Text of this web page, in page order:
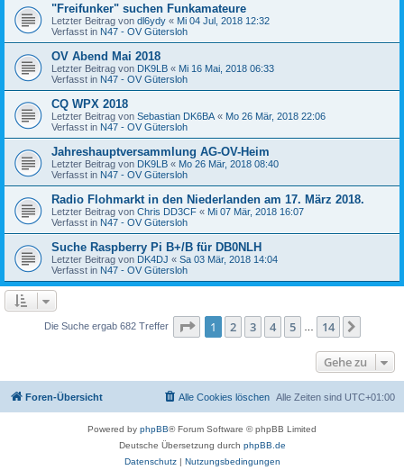
"Freifunker" suchen Funkamateure
Letzter Beitrag von dl6ydy « Mi 04 Jul, 2018 12:32
Verfasst in N47 - OV Gütersloh
OV Abend Mai 2018
Letzter Beitrag von DK9LB « Mi 16 Mai, 2018 06:33
Verfasst in N47 - OV Gütersloh
CQ WPX 2018
Letzter Beitrag von Sebastian DK6BA « Mo 26 Mär, 2018 22:06
Verfasst in N47 - OV Gütersloh
Jahreshauptversammlung AG-OV-Heim
Letzter Beitrag von DK9LB « Mo 26 Mär, 2018 08:40
Verfasst in N47 - OV Gütersloh
Radio Flohmarkt in den Niederlanden am 17. März 2018.
Letzter Beitrag von Chris DD3CF « Mi 07 Mär, 2018 16:07
Verfasst in N47 - OV Gütersloh
Suche Raspberry Pi B+/B für DB0NLH
Letzter Beitrag von DK4DJ « Sa 03 Mär, 2018 14:04
Verfasst in N47 - OV Gütersloh
Die Suche ergab 682 Treffer Seite 1von 14
1 2 3 4 5 14
Gehe zu
Foren-Übersicht Alle Zeiten sind UTC+01:00
Alle Cookies löschen
Powered by phpBB® Forum Software © phpBB Limited
Deutsche Übersetzung durch phpBB.de
Datenschutz| Nutzungsbedingungen